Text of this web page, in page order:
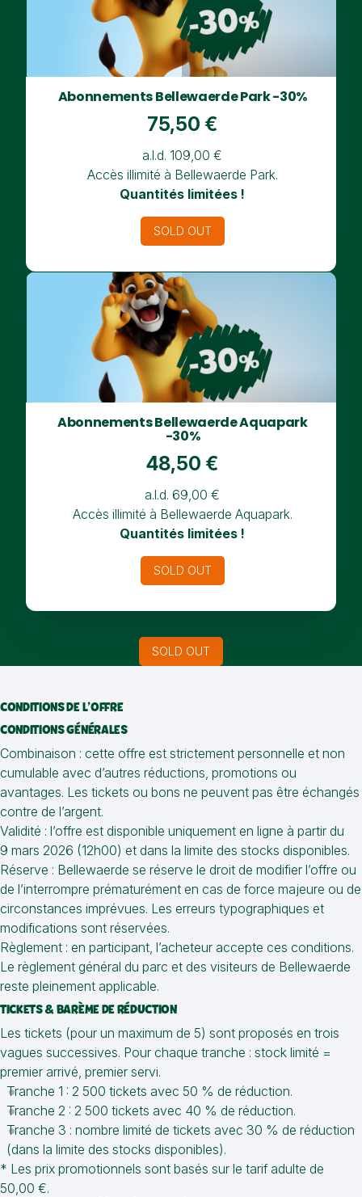
Abonnements Bellewaerde Park -30%
75,50 €
a.l.d. 109,00 €
Accès illimité à Bellewaerde Park.
Quantités limitées !
SOLD OUT
Abonnements Bellewaerde Aquapark
-30%
48,50 €
a.l.d. 69,00 €
Accès illimité à Bellewaerde Aquapark.
Quantités limitées !
SOLD OUT
SOLD OUT
CONDITIONS DE L’OFFRE
CONDITIONS GÉNÉRALES
Combinaison : cette offre est strictement personnelle et non
cumulable avec d’autres réductions, promotions ou
avantages. Les tickets ou bons ne peuvent pas être échangés
contre de l’argent.
Validité : l’offre est disponible uniquement en ligne à partir du
9 mars 2026 (12h00) et dans la limite des stocks disponibles.
Réserve : Bellewaerde se réserve le droit de modifier l’offre ou
de l’interrompre prématurément en cas de force majeure ou de
circonstances imprévues. Les erreurs typographiques et
modifications sont réservées.
Règlement : en participant, l’acheteur accepte ces conditions.
Le règlement général du parc et des visiteurs de Bellewaerde
reste pleinement applicable.
TICKETS & BARÈME DE RÉDUCTION
Les tickets (pour un maximum de 5) sont proposés en trois
vagues successives. Pour chaque tranche : stock limité =
premier arrivé, premier servi.
Tranche 1 : 2 500 tickets avec 50 % de réduction.
Tranche 2 : 2 500 tickets avec 40 % de réduction.
Tranche 3 : nombre limité de tickets avec 30 % de réduction
(dans la limite des stocks disponibles).
* Les prix promotionnels sont basés sur le tarif adulte de
50,00 €.